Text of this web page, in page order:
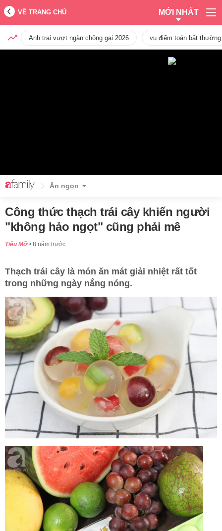
VỀ TRANG CHỦ MỚI NHẤT
Anh trai vượt ngàn chông gai 2026 vụ điểm toán bất
Ăn ngon
Công thức thạch trái cây khiến người
"không hảo ngọt" cũng phải mê
Tiểu Mỡ 8 năm trước
Thạch trái cây là món ăn mát giải nhiệt rất tốt
trong những ngày nắng nóng.